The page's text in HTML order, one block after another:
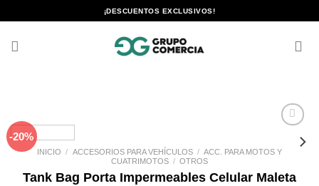
al
¡DESCUENTOS EXCLUSIVOS!
-20%
lista de
INICIO / ACCESORIOS PARA VEHÍCULOS / ACC. PARA MOTOS Y
CUATRIMOTOS / OTROS
Tank Bag Porta Impermeables Celular Maleta